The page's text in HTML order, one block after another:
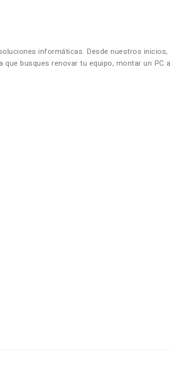
informáticas. Desde nuestros
busques renovar tu equipo, montar un